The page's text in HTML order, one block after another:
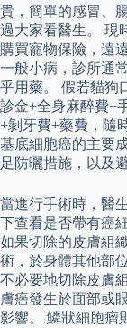
貴，簡單的感冒、
過大家看醫生。 現
購買寵物保險，遠
一般小病，診所通
乎用藥。 假若貓狗
診金+全身麻醉費+
+剝牙費+藥費，隨
基底細胞癌的主要
足防曬措施，以及
當進行手術時，醫
下查看是否帶有癌
如果切除的皮膚組
術，於身體其他部
不必要地切除皮膚
膚癌發生於面部或
影響。 鱗狀細胞瘤